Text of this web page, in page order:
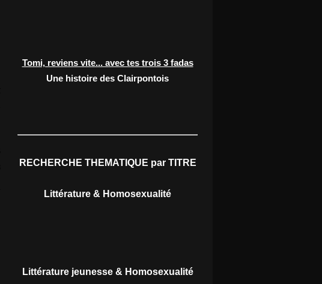
Tomi, reviens vite... avec tes trois 3 fadas
Une histoire des Clairpontois
RECHERCHE THEMATIQUE par TITRE
Littérature & Homosexualité
Littérature jeunesse & Homosexualité